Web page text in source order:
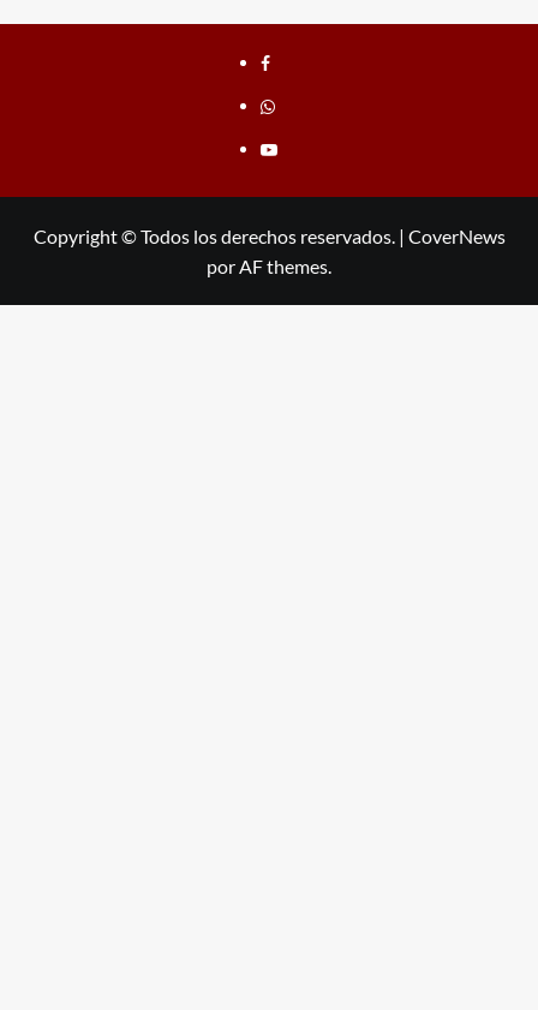
Facebook
whatsapp
youtube
Copyright © Todos los derechos reservados. | CoverNews
por AF themes.